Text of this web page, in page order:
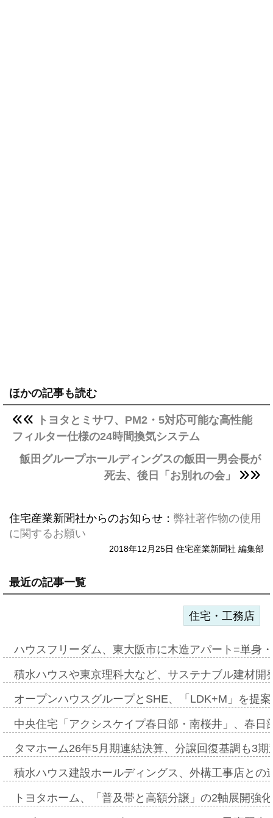
ほかの記事も読む
トヨタとミサワ、PM2・5対応可能な高性能
フィルター仕様の24時間換気システム
飯田グループホールディングスの飯田一男会長が
死去、後日「お別れの会」
住宅産業新聞社からのお知らせ： 弊社著作物の使用
に関するお願い
2018年12月25日 住宅産業新聞社 編集部
最近の記事一覧
住宅・工務店
ハウスフリーダム、東大阪市に木造アパート=単身
積水ハウスや東京理科大など、サステナブル建材
オープンハウスグループとSHE、「LDK+M」を提
中央住宅「アクシスケイプ春日部・南桜井」、春
タマホーム26年5月期連結決算、分譲回復基調も3
積水ハウス建設ホールディングス、外構工事店と
トヨタホーム、「普及帯と高額分譲」の2軸展開強